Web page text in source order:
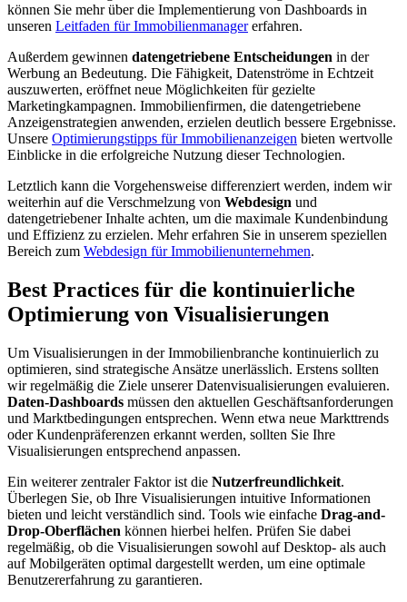
können Sie mehr über die Implementierung von Dashboards in
unseren Leitfaden für Immobilienmanagererfahren.
Außerdem gewinnen datengetriebene Entscheidungen in der
Werbung an Bedeutung. Die Fähigkeit, Datenströme in Echtzeit
auszuwerten, eröffnet neue Möglichkeiten für gezielte
Marketingkampagnen. Immobilienfirmen, die datengetriebene
Anzeigenstrategien anwenden, erzielen deutlich bessere Ergebnisse.
Unsere Optimierungstipps für Immobilienanzeigen bieten wertvolle
Einblicke in die erfolgreiche Nutzung dieser Technologien.
Letztlich kann die Vorgehensweise differenziert werden, indem wir
weiterhin auf die Verschmelzung von Webdesign und
datengetriebener Inhalte achten, um die maximale Kundenbindung
und Effizienz zu erzielen. Mehr erfahren Sie in unserem speziellen
Bereich zum Webdesign für Immobilienunternehmen.
Best Practices für die kontinuierliche
Optimierung von Visualisierungen
Um Visualisierungen in der Immobilienbranche kontinuierlich zu
optimieren, sind strategische Ansätze unerlässlich. Erstens sollten
wir regelmäßig die Ziele unserer Datenvisualisierungen evaluieren.
Daten-Dashboards müssen den aktuellen Geschäftsanforderungen
und Marktbedingungen entsprechen. Wenn etwa neue Markttrends
oder Kundenpräferenzen erkannt werden, sollten Sie Ihre
Visualisierungen entsprechend anpassen.
Ein weiterer zentraler Faktor ist die Nutzerfreundlichkeit.
Überlegen Sie, ob Ihre Visualisierungen intuitive Informationen
bieten und leicht verständlich sind. Tools wie einfache Drag-and-
Drop-Oberflächen können hierbei helfen. Prüfen Sie dabei
regelmäßig, ob die Visualisierungen sowohl auf Desktop- als auch
auf Mobilgeräten optimal dargestellt werden, um eine optimale
Benutzererfahrung zu garantieren.